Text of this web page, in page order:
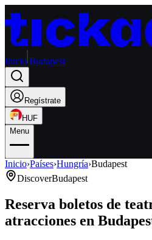
Inicio Budapest
Regístrate
HUF
Menu
Inicio›Países›Hungría›Budapest
DiscoverBudapest
Reserva boletos de
atracciones en